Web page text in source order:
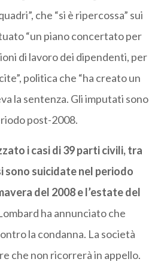
che “si è ripercossa” sui
“un piano concertato per
di lavoro dei dipendenti, per
politica che “ha creato un
la sentenza. Gli imputati sono
post-2008.
i casi di 39 parti civili, tra
sono suicidate nel periodo
del 2008 e l’estate del
ha annunciato che
la condanna. La società
che non ricorrerà in appello.